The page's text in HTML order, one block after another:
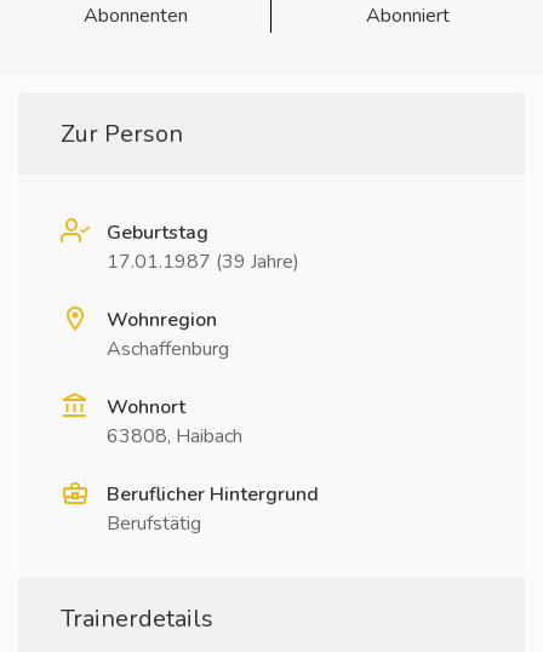
Abonnenten
Abonniert
Zur Person
Geburtstag
17.01.1987 (39 Jahre)
Wohnregion
Aschaffenburg
Wohnort
63808, Haibach
Beruflicher Hintergrund
Berufstätig
Trainerdetails